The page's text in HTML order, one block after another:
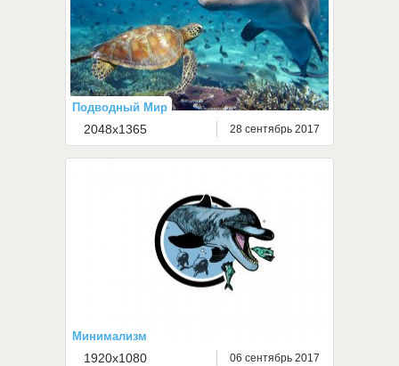
Подводный Мир
2048x1365 28 сентябрь 2017
Минимализм
1920x1080 06 сентябрь 2017